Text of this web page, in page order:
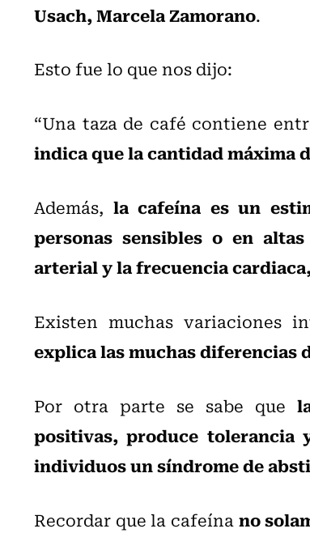
Usach, Marcela Zamorano.
Esto fue lo que nos dijo:
“Una taza de café contiene
indica que la cantidad máxima
Además, la cafeína es un
personas sensibles o en
arterial y la frecuencia
Existen muchas variaciones
explica las muchas diferencias
Por otra parte se sabe que
positivas, produce tolerancia
individuos un síndrome de
Recordar que la cafeínano